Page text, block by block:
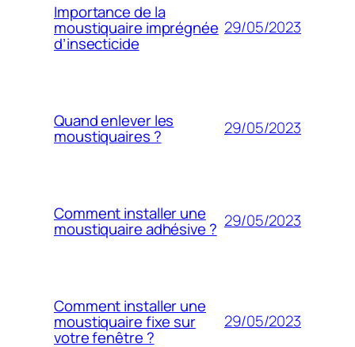
Importance de la
moustiquaire imprégnée
d’insecticide
29/05/2023
Quand enlever les
moustiquaires ? 29/05/2023
Comment installer une
moustiquaire adhésive ? 29/05/2023
Comment installer une
moustiquaire fixe sur
votre fenêtre ?
29/05/2023